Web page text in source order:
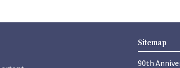
Sitemap
90th